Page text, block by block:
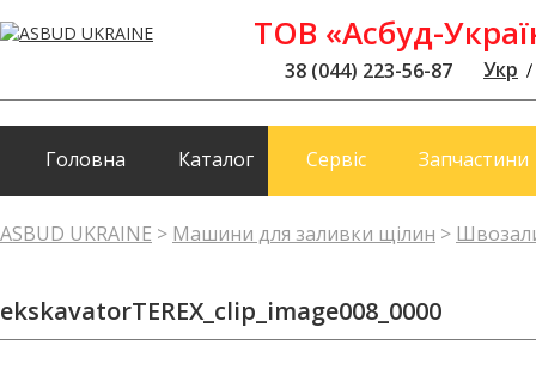
ТОВ «Асбуд-
38 (044) 223-56-87 Укр
Головна Каталог Сервіс Запчастини
ASBUD UKRAINE > Машини для заливки щілин >
ekskavatorTEREX_clip_image008_0000